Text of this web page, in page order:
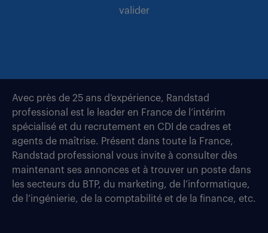
valider
Avec près de 25 ans d’expérience, Randstad
professional est le leader en France de l’intérim
spécialisé et du recrutement en CDI de cadres et
agents de maîtrise. Présent dans toute la France,
Randstad professional vous invite à consulter dès
maintenant ses annonces et à trouver un poste dans
les secteurs du BTP, du marketing, de l’informatique,
de l’ingénierie, de la comptabilité et de la finance, etc.